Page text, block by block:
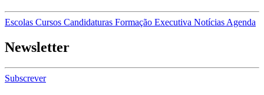
Escolas Cursos Candidaturas Formação Executiva Notícias Agenda
Newsletter
Subscrever